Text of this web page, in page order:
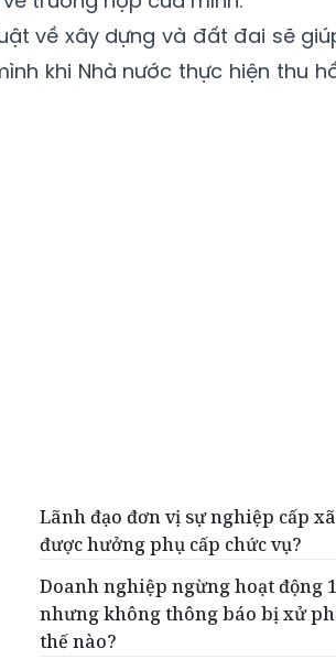
về xây dựng và đất đai sẽ
khi Nhà nước thực hiện thu
Lãnh đạo đơn vị sự nghiệp cấp
được hưởng phụ cấp chức vụ?
Doanh nghiệp ngừng hoạt động
nhưng không thông báo bị xử
thế nào?